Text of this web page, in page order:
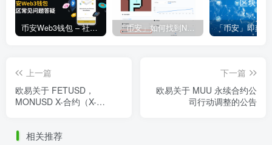
币安Web3钱包 – 社区常见问题答疑 「币安」如何找到NFT合约地址？
上一篇
欧易关于 FETUSD，
MONUSD X-合约（X-
下一篇
欧易关于 MUU 永续合约公
司行动调整的公告
相关推荐